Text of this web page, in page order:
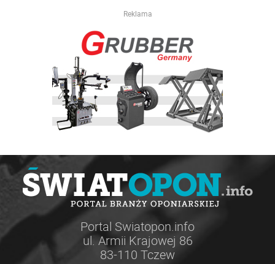
Reklama
Portal Swiatopon.info
ul. Armii Krajowej 86
83-110 Tczew